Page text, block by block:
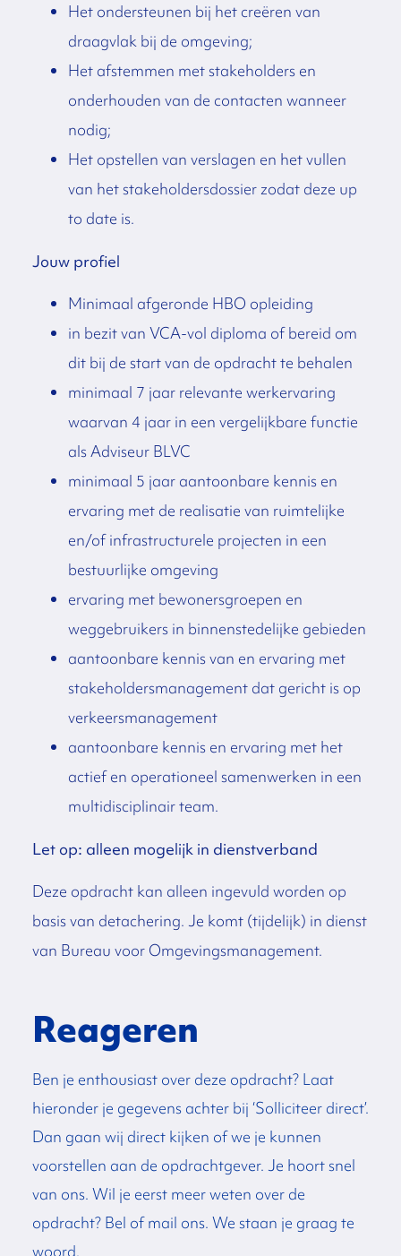
Het ondersteunen bij het creëren van
draagvlak bij de omgeving;
Het afstemmen met stakeholders en
onderhouden van de contacten wanneer
nodig;
Het opstellen van verslagen en het vullen
van het stakeholdersdossier zodat deze up
to date is.
Jouw profiel
Minimaal afgeronde HBO opleiding
in bezit van VCA-vol diploma of bereid om
dit bij de start van de opdracht te behalen
minimaal 7 jaar relevante werkervaring
waarvan 4 jaar in een vergelijkbare functie
als Adviseur BLVC
minimaal 5 jaar aantoonbare kennis en
ervaring met de realisatie van ruimtelijke
en/of infrastructurele projecten in een
bestuurlijke omgeving
ervaring met bewonersgroepen en
weggebruikers in binnenstedelijke gebieden
aantoonbare kennis van en ervaring met
stakeholdersmanagement dat gericht is op
verkeersmanagement
aantoonbare kennis en ervaring met het
actief en operationeel samenwerken in een
multidisciplinair team.
Let op: alleen mogelijk in dienstverband
Deze opdracht kan alleen ingevuld worden op
basis van detachering. Je komt (tijdelijk) in dienst
van Bureau voor Omgevingsmanagement.
Reageren
Ben je enthousiast over deze opdracht? Laat
hieronder je gegevens achter bij ‘Solliciteer direct’.
Dan gaan wij direct kijken of we je kunnen
voorstellen aan de opdrachtgever. Je hoort snel
van ons. Wil je eerst meer weten over de
opdracht? Bel of mail ons. We staan je graag te
woord.